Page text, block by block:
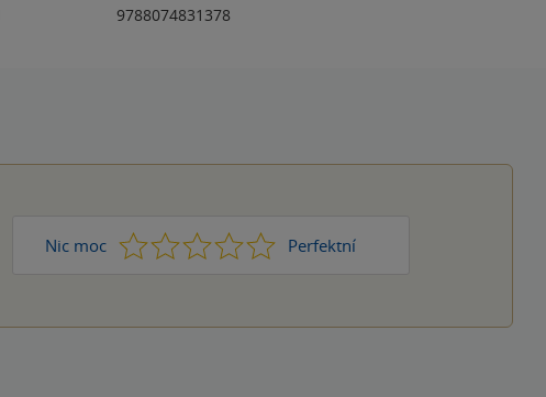
9788074831378
Nic moc 1 2 3 4 Perfektní
5